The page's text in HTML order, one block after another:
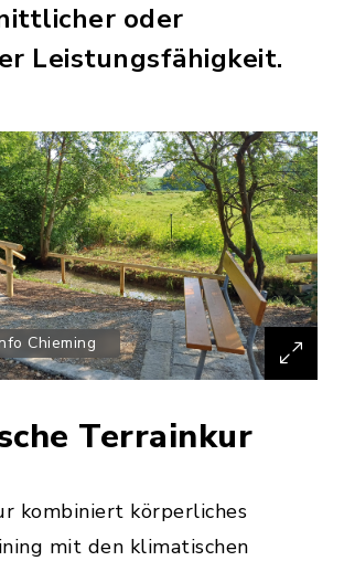
oder
Leistungsfähigkeit.
Chieming
Terrainkur
kombiniert körperliches
mit den klimatischen